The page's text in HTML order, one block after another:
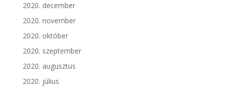
2020. december
2020. november
2020. október
2020. szeptember
2020. augusztus
2020. július